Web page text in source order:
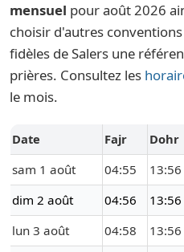
mensuel pour août 2026
choisir d'autres
fidèles de Salers une
prières. Consultez les
le mois.
Date Fajr Dohr
sam 1 août
04:55 13:56
dim 2 août
04:56 13:56
lun 3 août
04:58 13:56